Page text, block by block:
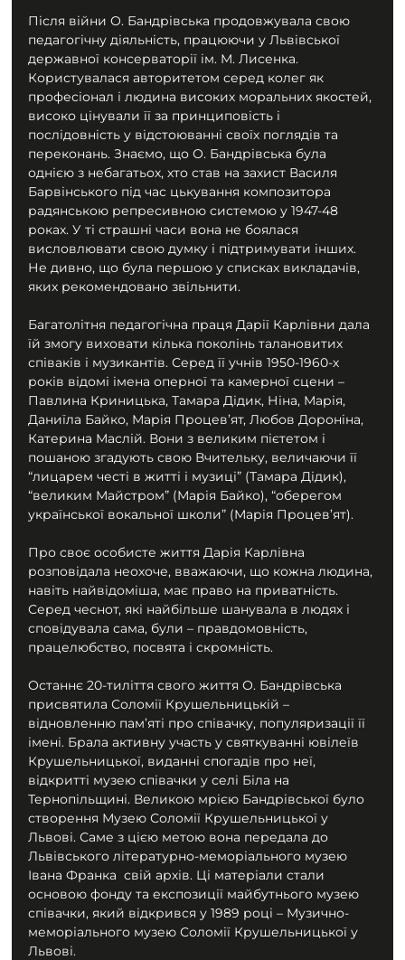
Після війни О. Бандрівська продовжувала свою
педагогічну діяльність, працюючи у Львівської
державної консерваторії ім. М. Лисенка.
Користувалася авторитетом серед колег як
професіонал і людина високих моральних якостей,
високо цінували її за принциповість і
послідовність у відстоюванні своїх поглядів та
переконань. Знаємо, що О. Бандрівська була
однією з небагатьох, хто став на захист Василя
Барвінського під час цькування композитора
радянською репресивною системою у 1947-48
роках. У ті страшні часи вона не боялася
висловлювати свою думку і підтримувати інших.
Не дивно, що була першою у списках викладачів,
яких рекомендовано звільнити.
Багатолітня педагогічна праця Дарії Карлівни дала
їй змогу виховати кілька поколінь талановитих
співаків і музикантів. Серед її учнів 1950-1960-х
років відомі імена оперної та камерної сцени –
Павлина Криницька, Тамара Дідик, Ніна, Марія,
Даниїла Байко, Марія Процев’ят, Любов Дороніна,
Катерина Маслій. Вони з великим пієтетом і
пошаною згадують свою Вчительку, величаючи її
“лицарем честі в житті і музиці” (Тамара Дідик),
“великим Майстром” (Марія Байко), “оберегом
української вокальної школи” (Марія Процев’ят).
Про своє особисте життя Дарія Карлівна
розповідала неохоче, вважаючи, що кожна людина,
навіть найвідоміша, має право на приватність.
Серед чеснот, які найбільше шанувала в людях і
сповідувала сама, були – правдомовність,
працелюбство, посвята і скромність.
Останнє 20-тиліття свого життя О. Бандрівська
присвятила Соломії Крушельницькій –
відновленню пам’яті про співачку, популяризації її
імені. Брала активну участь у святкуванні ювілеїв
Крушельницької, виданні спогадів про неї,
відкритті музею співачки у селі Біла на
Тернопільщині. Великою мрією Бандрівської було
створення Музею Соломії Крушельницької у
Львові. Саме з цією метою вона передала до
Львівського літературно-меморіального музею
Івана Франка  свій архів. Ці матеріали стали
основою фонду та експозиції майбутнього музею
співачки, який відкрився у 1989 році – Музично-
меморіального музею Соломії Крушельницької у
Львові.